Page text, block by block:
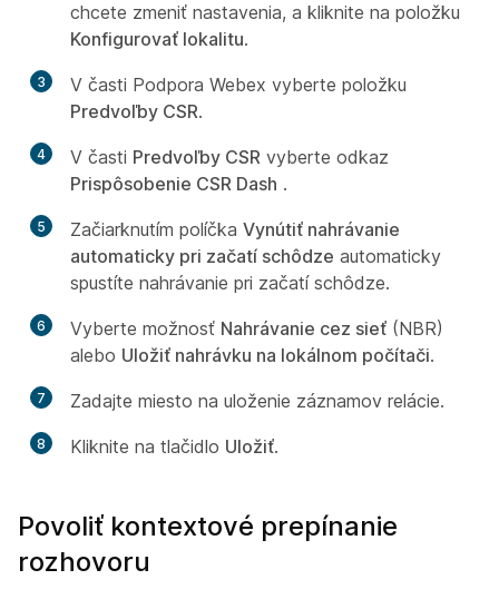
chcete zmeniť nastavenia, a kliknite na položku
Konfigurovať lokalitu.
3
V časti Podpora Webex vyberte položku
Predvoľby CSR.
4 V časti Predvoľby CSR vyberte odkaz
Prispôsobenie CSR Dash .
5 Začiarknutím políčka Vynútiť nahrávanie
automaticky pri začatí schôdze automaticky
spustíte nahrávanie pri začatí schôdze.
6 Vyberte možnosť Nahrávanie cez sieť (NBR)
alebo Uložiť nahrávku na lokálnom počítači.
7 Zadajte miesto na uloženie záznamov relácie.
8 Kliknite na tlačidlo Uložiť.
Povoliť kontextové prepínanie
rozhovoru